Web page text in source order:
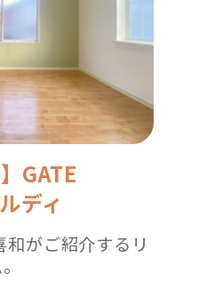
GATE
ディ
がご紹介するリ